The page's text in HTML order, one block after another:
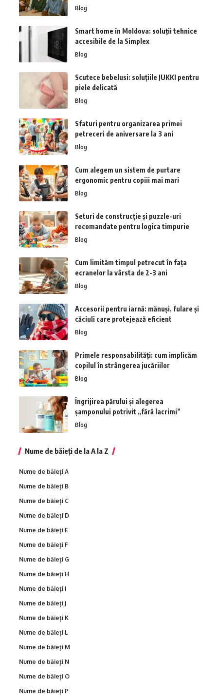
Blog
Smart home în Moldova: soluții tehnice
accesibile de la Simplex
Blog
Scutece bebelusi: soluțiile JUKKI pentru
piele delicată
Blog
Sfaturi pentru organizarea primei
petreceri de aniversare la 3 ani
Blog
Cum alegem un sistem de purtare
ergonomic pentru copiii mai mari
Blog
Seturi de construcție și puzzle-uri
recomandate pentru logica timpurie
Blog
Cum limităm timpul petrecut în fața
ecranelor la vârsta de 2-3 ani
Blog
Accesorii pentru iarnă: mănuși, fulare și
căciuli care protejează eficient
Blog
Primele responsabilități: cum implicăm
copilul în strângerea jucăriilor
Blog
Îngrijirea părului și alegerea
șamponului potrivit „fără lacrimi”
Blog
Nume de băieți de la A la Z
Nume de băieți A
Nume de băieți B
Nume de băieți C
Nume de băieți D
Nume de băieți E
Nume de băieți F
Nume de băieți G
Nume de băieți H
Nume de băieți I
Nume de băieți J
Nume de băieți K
Nume de băieți L
Nume de băieți M
Nume de băieți N
Nume de băieți O
Nume de băieți P